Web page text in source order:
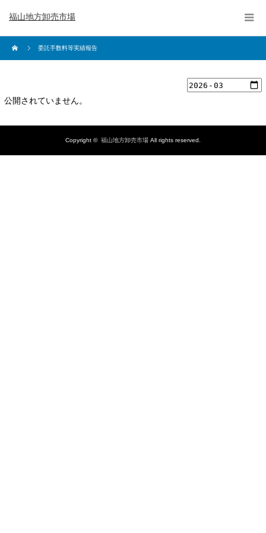
福山地方卸売市場
委託手数料等実績報告
公開されていません。
Copyright © 福山地方卸売市場 All rights reserved.